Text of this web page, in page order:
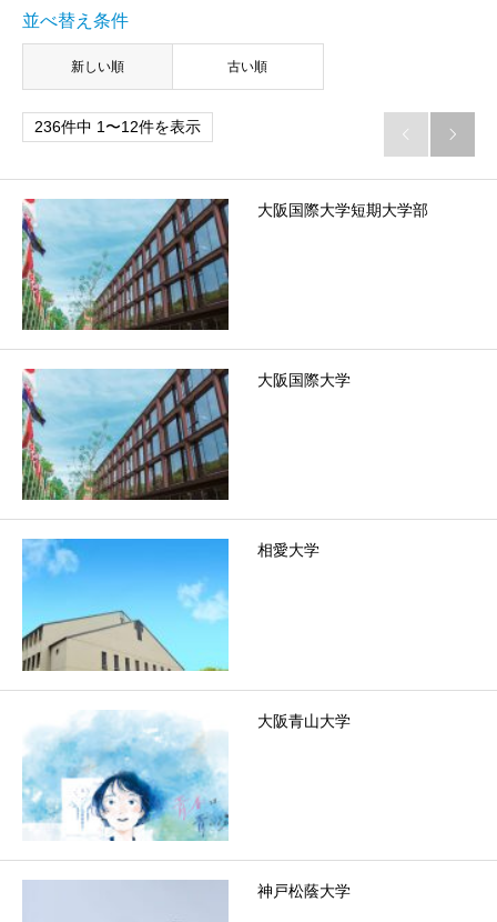
並べ替え条件
新しい順 古い順
236件中 1〜12件を表示  
大阪国際大学短期大学部
大阪国際大学
相愛大学
大阪青山大学
神戸松蔭大学